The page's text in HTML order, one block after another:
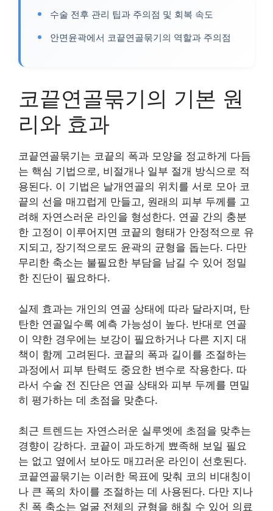
수술 전후 관리 팁과 주의점 및 회복 속도
안면윤곽에서 코끝연골묶기의 역할과 주의점
코끝연골묶기의 기본 원
리와 효과
코끝연골묶기는 코끝의 폭과 모양을 정교하게 다듬
는 핵심 기법으로, 비절개나 일부 절개 방식으로 적
용된다. 이 기법은 날개연골의 위치를 서로 모아 코
끝의 선을 매끄럽게 만들고, 원래의 피부 두께를 고
려해 자연스러운 라인을 형성한다. 연골 간의 충분
한 고정이 이루어지면 코끝의 형태가 안정적으로 유
지되고, 장기적으로도 윤곽의 균형을 돕는다. 다만
무리한 축소는 불필요한 부담을 남길 수 있어 정밀
한 진단이 필요하다.
실제 효과는 개인의 연골 상태에 따라 달라지며, 탄
탄한 연골일수록 예측 가능성이 높다. 반대로 연골
이 약한 경우에는 보강이 필요하거나 다른 지지 대
책이 함께 고려된다. 코끝의 폭과 길이를 조절하는
과정에서 피부 탄력도 중요한 변수로 작용한다. 따
라서 수술 전 진단은 연골 상태와 피부 두께를 면밀
히 평가하는 데 초점을 맞춘다.
최근 트렌드는 자연스러운 실루엣에 초점을 맞추는
경향이 강하다. 코끝이 과도하게 뾰족해 보일 필요
는 없고 옆에서 보아도 매끄러운 라인이 선호된다.
코끝연골묶기는 이러한 목표에 맞춰 코의 비대칭이
나 큰 폭의 차이를 조절하는 데 사용된다. 다만 지나
친 폭 축소는 얼굴 전체의 균형을 해칠 수 있어 의료